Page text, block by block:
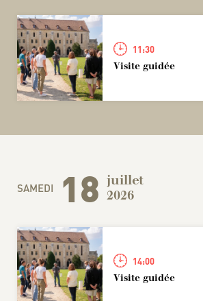
11:30
Visite guidée
SAMEDI 18 juillet
2026
14:00
Visite guidée